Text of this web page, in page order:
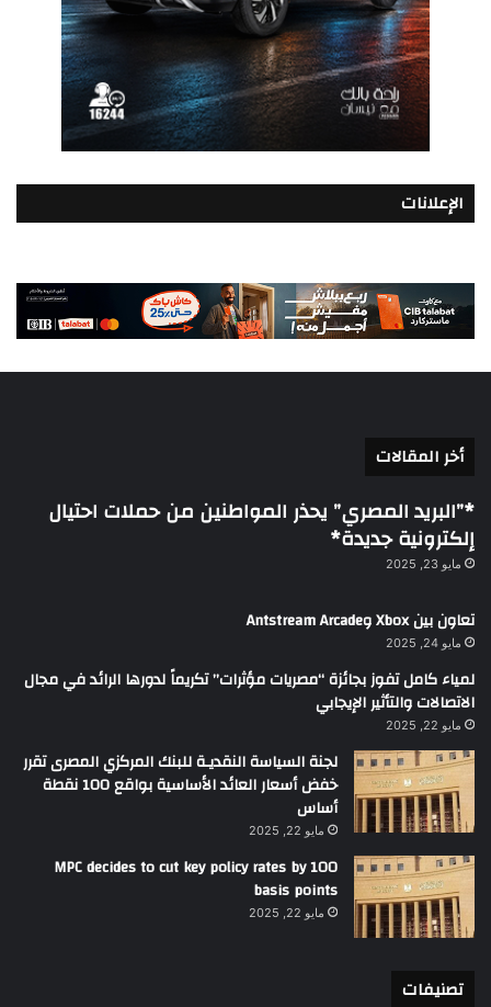
الإعلانات
أخر المقالات
*”البريد المصري” يحذر المواطنين من حملات احتيال
إلكترونية جديدة*
مايو 23, 2025
تعاون بين Xbox وAntstream Arcade
مايو 24, 2025
لمياء كامل تفوز بجائزة “مصريات مؤثرات” تكريماً لدورها الرائد في مجال
الاتصالات والتأثير الإيجابي
مايو 22, 2025
لجنة السياسة النقديـة للبنك المركزي المصرى تقرر
خفض أسعار العائد الأساسية بواقع 100 نقطة
أساس
مايو 22, 2025
MPC decides to cut key policy rates by 100
basis points
مايو 22, 2025
تصنيفات